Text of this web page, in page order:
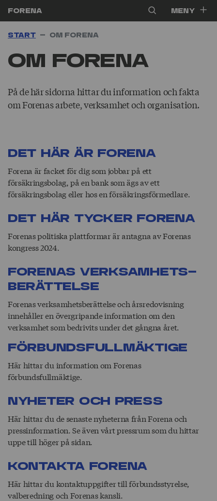
Forena Meny
Start Om Forena
Om Forena
På de här sidorna hittar du information och fakta
om Forenas arbete, verksamhet och organisation.
Det här är Forena
Forena är facket för dig som jobbar på ett
försäkringsbolag, på en bank som ägs av ett
försäkringsbolag eller hos en försäkringsförmedlare.
Det här tycker Forena
Forenas politiska plattformar är antagna av Forenas
kongress 2024.
Forenas verk­­sam­hets­­
be­rä­ttelse
Forenas verksamhetsberättelse och årsredovisning
innehåller en övergripande information om den
verksamhet som bedrivits under det gångna året.
Förbundsfullmäktige
Här hittar du information om Forenas
förbundsfullmäktige.
Nyheter och press
Här hittar du de senaste nyheterna från Forena och
pressinformation. Se även vårt pressrum som du hittar
uppe till höger på sidan.
Kontakta Forena
Här hittar du kontaktuppgifter till förbundsstyrelse,
valberedning och Forenas kansli.